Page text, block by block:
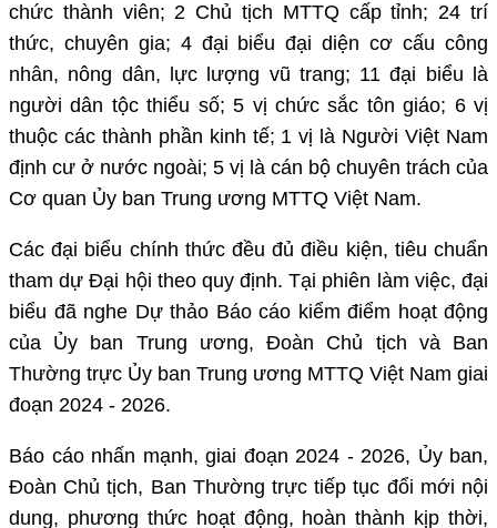
chức thành viên; 2 Chủ tịch MTTQ cấp tỉnh; 24 trí
thức, chuyên gia; 4 đại biểu đại diện cơ cấu công
nhân, nông dân, lực lượng vũ trang; 11 đại biểu là
người dân tộc thiểu số; 5 vị chức sắc tôn giáo; 6 vị
thuộc các thành phần kinh tế; 1 vị là Người Việt Nam
định cư ở nước ngoài; 5 vị là cán bộ chuyên trách của
Cơ quan Ủy ban Trung ương MTTQ Việt Nam.
Các đại biểu chính thức đều đủ điều kiện, tiêu chuẩn
tham dự Đại hội theo quy định. Tại phiên làm việc, đại
biểu đã nghe Dự thảo Báo cáo kiểm điểm hoạt động
của Ủy ban Trung ương, Đoàn Chủ tịch và Ban
Thường trực Ủy ban Trung ương MTTQ Việt Nam giai
đoạn 2024 - 2026.
Báo cáo nhấn mạnh, giai đoạn 2024 - 2026, Ủy ban,
Đoàn Chủ tịch, Ban Thường trực tiếp tục đổi mới nội
dung, phương thức hoạt động, hoàn thành kịp thời,